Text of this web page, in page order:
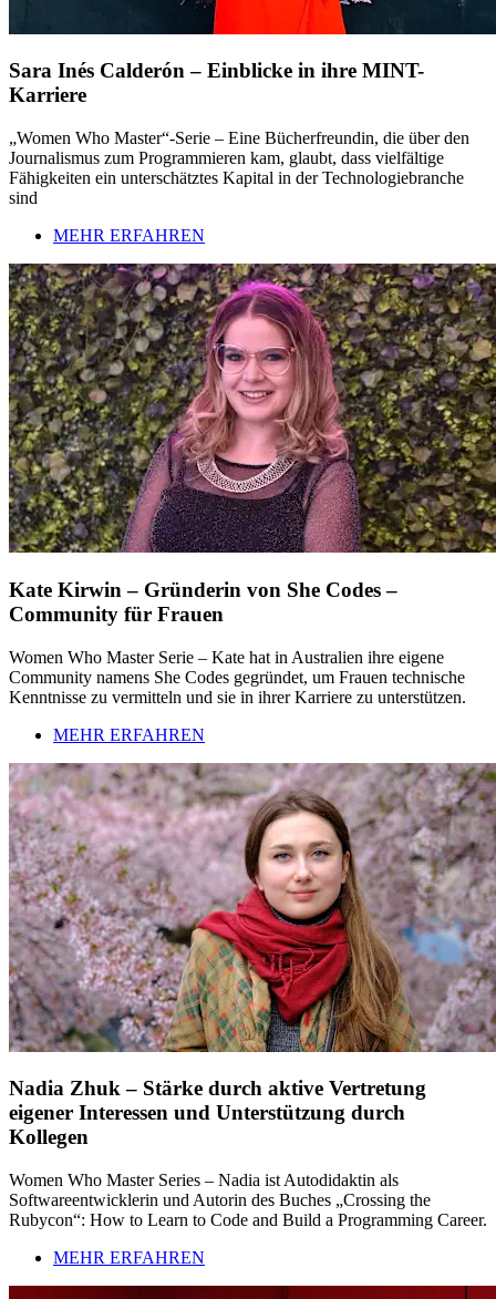
Sara Inés Calderón – Einblicke in ihre MINT-
Karriere
„Women Who Master“-Serie – Eine Bücherfreundin, die über den
Journalismus zum Programmieren kam, glaubt, dass vielfältige
Fähigkeiten ein unterschätztes Kapital in der Technologiebranche
sind
MEHR ERFAHREN
Kate Kirwin – Gründerin von She Codes –
Community für Frauen
Women Who Master Serie – Kate hat in Australien ihre eigene
Community namens She Codes gegründet, um Frauen technische
Kenntnisse zu vermitteln und sie in ihrer Karriere zu unterstützen.
MEHR ERFAHREN
Nadia Zhuk – Stärke durch aktive Vertretung
eigener Interessen und Unterstützung durch
Kollegen
Women Who Master Series – Nadia ist Autodidaktin als
Softwareentwicklerin und Autorin des Buches „Crossing the
Rubycon“: How to Learn to Code and Build a Programming Career.
MEHR ERFAHREN